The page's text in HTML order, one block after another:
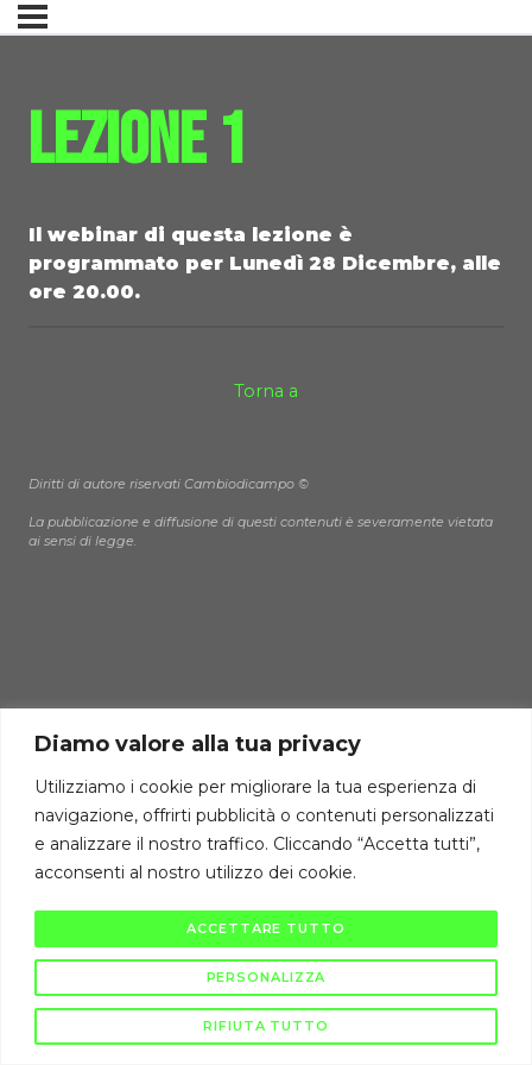
Diamo valore alla tua privacy
Utilizziamo i cookie per migliorare la tua esperienza di
navigazione, offrirti pubblicità o contenuti personalizzati
e analizzare il nostro traffico. Cliccando “Accetta tutti”,
acconsenti al nostro utilizzo dei cookie.
PERSONALIZZA
RIFIUTA TUTTO
ACCETTARE TUTTO
Lezione 1
Il webinar di questa lezione è
programmato per Lunedì 28 Dicembre, alle
ore 20.00.
Torna a
Diritti di autore riservati Cambiodicampo ©
La pubblicazione e diffusione di questi contenuti è severamente vietata
ai sensi di legge.